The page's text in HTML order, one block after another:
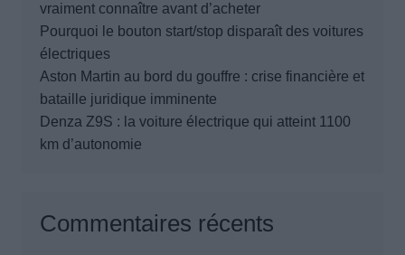
vraiment connaître avant d’acheter
Pourquoi le bouton start/stop disparaît des voitures
électriques
Aston Martin au bord du gouffre : crise financière et
bataille juridique imminente
Denza Z9S : la voiture électrique qui atteint 1100
km d’autonomie
Commentaires récents